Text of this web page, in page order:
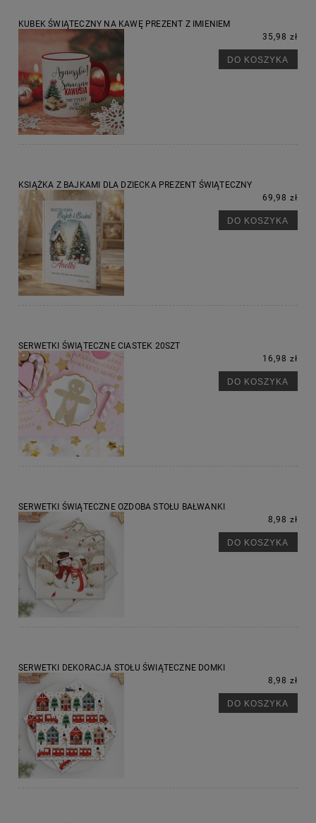
KUBEK ŚWIĄTECZNY NA KAWĘ PREZENT Z IMIENIEM
35,98 zł
DO KOSZYKA
KSIĄŻKA Z BAJKAMI DLA DZIECKA PREZENT ŚWIĄTECZNY
69,98 zł
DO KOSZYKA
SERWETKI ŚWIĄTECZNE CIASTEK 20SZT
16,98 zł
DO KOSZYKA
SERWETKI ŚWIĄTECZNE OZDOBA STOŁU BAŁWANKI
8,98 zł
DO KOSZYKA
SERWETKI DEKORACJA STOŁU ŚWIĄTECZNE DOMKI
8,98 zł
DO KOSZYKA